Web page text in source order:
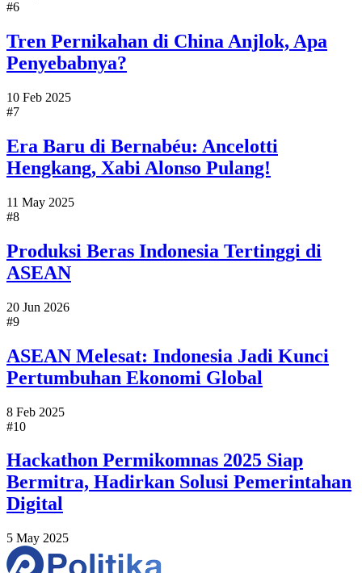
#6
Tren Pernikahan di China Anjlok, Apa
Penyebabnya?
10 Feb 2025
#7
Era Baru di Bernabéu: Ancelotti
Hengkang, Xabi Alonso Pulang!
11 May 2025
#8
Produksi Beras Indonesia Tertinggi di
ASEAN
20 Jun 2026
#9
ASEAN Melesat: Indonesia Jadi Kunci
Pertumbuhan Ekonomi Global
8 Feb 2025
#10
Hackathon Permikomnas 2025 Siap
Bermitra, Hadirkan Solusi Pemerintahan
Digital
5 May 2025